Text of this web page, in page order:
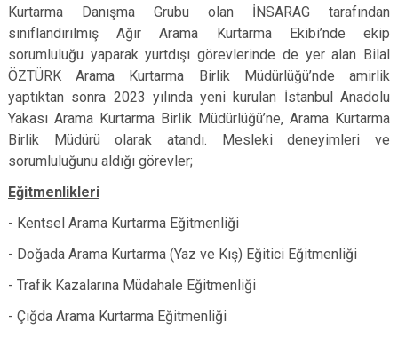
Kurtarma Danışma Grubu olan İNSARAG tarafından
sınıflandırılmış Ağır Arama Kurtarma Ekibi’nde ekip
sorumluluğu yaparak yurtdışı görevlerinde de yer alan Bilal
ÖZTÜRK Arama Kurtarma Birlik Müdürlüğü’nde amirlik
yaptıktan sonra 2023 yılında yeni kurulan İstanbul Anadolu
Yakası Arama Kurtarma Birlik Müdürlüğü’ne, Arama Kurtarma
Birlik Müdürü olarak atandı. Mesleki deneyimleri ve
sorumluluğunu aldığı görevler;
Eğitmenlikleri
- Kentsel Arama Kurtarma Eğitmenliği
- Doğada Arama Kurtarma (Yaz ve Kış) Eğitici Eğitmenliği
- Trafik Kazalarına Müdahale Eğitmenliği
- Çığda Arama Kurtarma Eğitmenliği